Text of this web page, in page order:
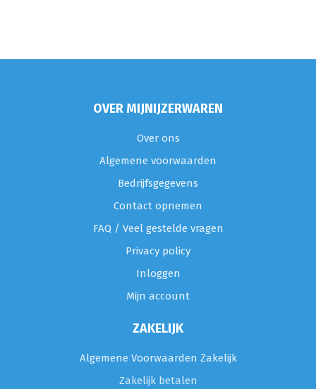
OVER MIJNIJZERWAREN
Over ons
Algemene voorwaarden
Bedrijfsgegevens
Contact opnemen
FAQ / Veel gestelde vragen
Privacy policy
Inloggen
Mijn account
ZAKELIJK
Algemene Voorwaarden Zakelijk
Zakelijk betalen